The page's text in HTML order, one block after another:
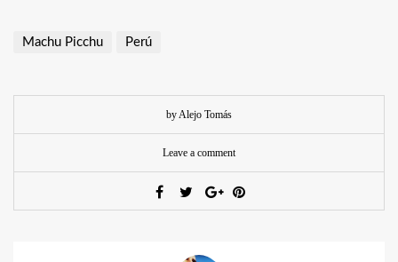
Machu Picchu Perú
by Alejo Tomás
Leave a comment